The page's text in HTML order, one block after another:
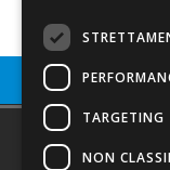
Sede legale,
Modena S.r.l. via
TARGETING
NON